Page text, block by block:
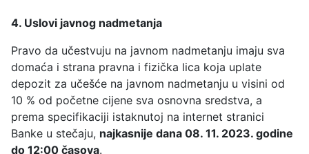
4. Uslovi javnog nadmetanja
Pravo da učestvuju na javnom nadmetanju imaju sva
domaća i strana pravna i fizička lica koja uplate
depozit za učešće na javnom nadmetanju u visini od
10 % od početne cijene sva osnovna sredstva, a
prema specifikaciji istaknutoj na internet stranici
Banke u stečaju, najkasnije dana 08. 11. 2023. godine
do 12:00 časova.